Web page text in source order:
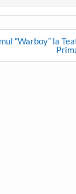
”Warboy” la